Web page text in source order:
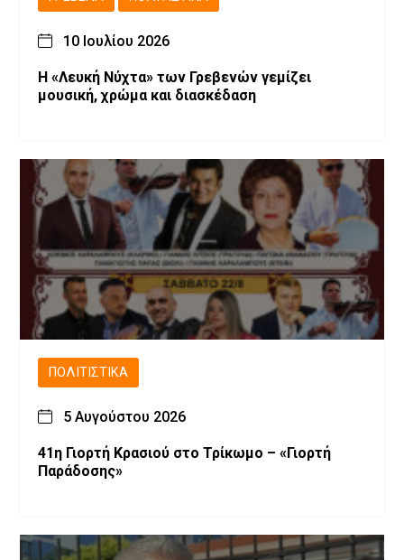
10 Ιουλίου 2026
Η «Λευκή Νύχτα» των Γρεβενών γεμίζει
μουσική, χρώμα και διασκέδαση
ΠΟΛΙΤΙΣΤΙΚΆ
5 Αυγούστου 2026
41η Γιορτή Κρασιού στο Τρίκωμο – «Γιορτή
Παράδοσης»